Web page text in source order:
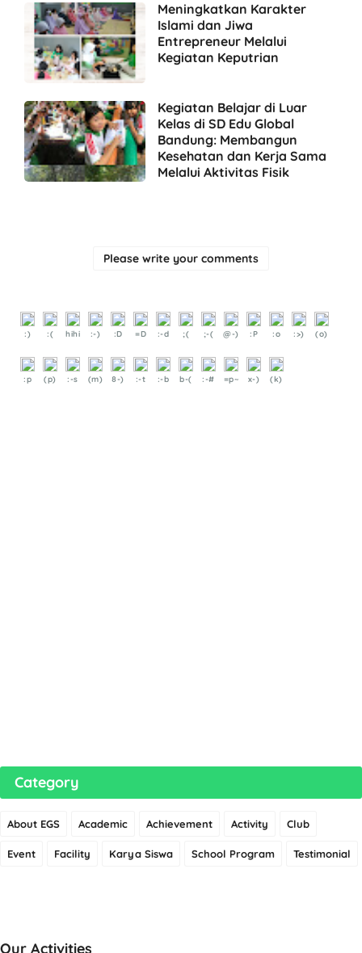
Meningkatkan Karakter
Islami dan Jiwa
Entrepreneur Melalui
Kegiatan Keputrian
Kegiatan Belajar di Luar
Kelas di SD Edu Global
Bandung: Membangun
Kesehatan dan Kerja Sama
Melalui Aktivitas Fisik
Please write your comments
:) :( hihi :-) :D =D :-d ;( ;-( @-) :P :o :>) (o)
:p (p) :-s (m) 8-) :-t :-b b-( :-# =p~ x-) (k)
Category
About EGS Academic Achievement Activity Club
Event Facility Karya Siswa School Program Testimonial
Our Activities